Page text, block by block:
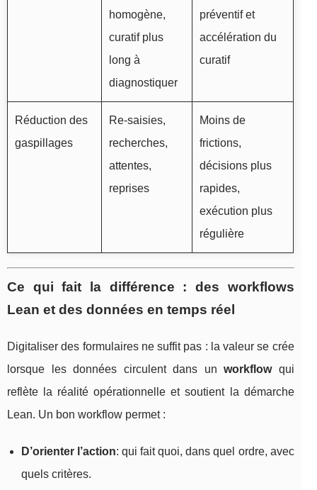
homogène,
curatif plus
long à
diagnostiquer
préventif et
accélération du
curatif
Réduction des
gaspillages
Re-saisies,
recherches,
attentes,
reprises
Moins de
frictions,
décisions plus
rapides,
exécution plus
régulière
Ce qui fait la différence : des workflows
Lean et des données en temps réel
Digitaliser des formulaires ne suffit pas : la valeur se crée
lorsque les données circulent dans unworkflowqui
reflète la réalité opérationnelle et soutient la démarche
Lean. Un bon workflow permet :
D’orienter l’action: qui fait quoi, dans quel ordre, avec
quels critères.